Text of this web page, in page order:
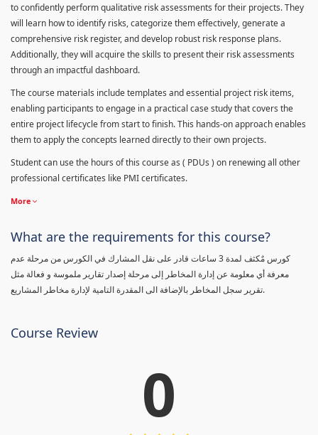
to confidently perform qualitative risk assessments for their projects. They
will learn how to identify risks, categorize them effectively, generate a
comprehensive risk register, and develop robust risk response plans.
Additionally, they will acquire the skills to present their risk assessments
through an impactful dashboard.
The course materials include templates and essential project risk items,
enabling participants to engage in a practical case study that covers the
entire project lifecycle from start to finish. This hands-on approach enables
them to apply the concepts learned directly to their own projects.
Student can use the hours of this course as ( PDUs ) on renewing all other
professional certificates like PMI certificates.
More
What are the requirements for this course?
كورس مٌكثف لمدة 3 ساعات قادر على نقل المشارك في الكورس من مرحلة عدم
معرفة أي معلومة عن إدارة المخاطر إلى مرحلة إصدار تقارير ملموسة و فعالة مثل
تقرير سجل المخاطر بالإضافة الى المقدرة التامية لإدارة مخاطر المشاريع.
Course Review
0